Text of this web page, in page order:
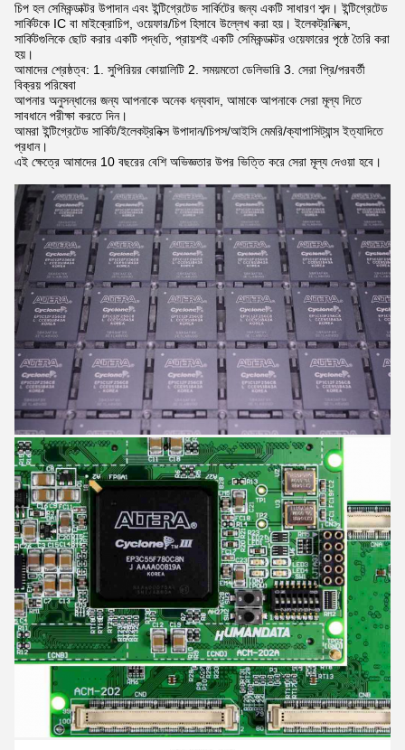
চিপ হল সেমিকন্ডাক্টর উপাদান এবং ইন্টিগ্রেটেড সার্কিটের জন্য একটি সাধারণ শব্দ। ইন্টিগ্রেটেড
সার্কিটকে IC বা মাইক্রোচিপ, ওয়েফার/চিপ হিসাবে উল্লেখ করা হয়। ইলেকট্রনিক্সে,
সার্কিটগুলিকে ছোট করার একটি পদ্ধতি, প্রায়শই একটি সেমিকন্ডাক্টর ওয়েফারের পৃষ্ঠে তৈরি করা
হয়।
আমাদের শ্রেষ্ঠত্ব: 1. সুপিরিয়র কোয়ালিটি 2. সময়মতো ডেলিভারি 3. সেরা প্রি/পরবর্তী
বিক্রয় পরিষেবা
আপনার অনুসন্ধানের জন্য আপনাকে অনেক ধন্যবাদ, আমাকে আপনাকে সেরা মূল্য দিতে
সাবধানে পরীক্ষা করতে দিন।
আমরা ইন্টিগ্রেটেড সার্কিট/ইলেকট্রনিক্স উপাদান/চিপস/আইসি মেমরি/ক্যাপাসিট্যান্স ইত্যাদিতে
প্রধান।
এই ক্ষেত্রে আমাদের 10 বছরের বেশি অভিজ্ঞতার উপর ভিত্তি করে সেরা মূল্য দেওয়া হবে।